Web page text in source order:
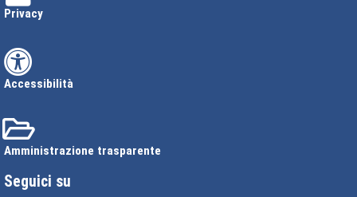
Privacy
Accessibilità
Amministrazione trasparente
Seguici su